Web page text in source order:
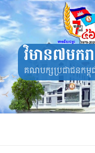
Skip
to
content
វិមាន៧មករា
គណបក្សប្រជាជនកម្ពុ